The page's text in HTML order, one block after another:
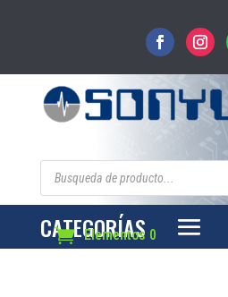
Búsqueda
Elementos 0
CATEGORÍAS